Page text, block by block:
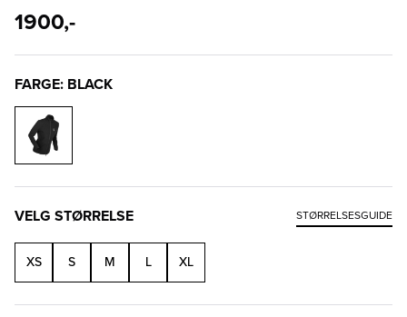
1900,-
FARGE: BLACK
VELG STØRRELSE STØRRELSESGUIDE
XS S M L XL